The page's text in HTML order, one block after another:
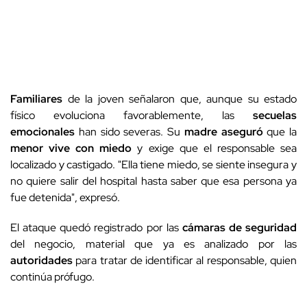
Familiares de la joven señalaron que, aunque su estado
físico evoluciona favorablemente, las secuelas
emocionales han sido severas. Su madre aseguróque la
menor vive con miedo y exige que el responsable sea
localizado y castigado. "Ella tiene miedo, se siente insegura y
no quiere salir del hospital hasta saber que esa persona ya
fue detenida", expresó.
El ataque quedó registrado por las cámaras de seguridad
del negocio, material que ya es analizado por las
autoridades para tratar de identificar al responsable, quien
continúa prófugo.